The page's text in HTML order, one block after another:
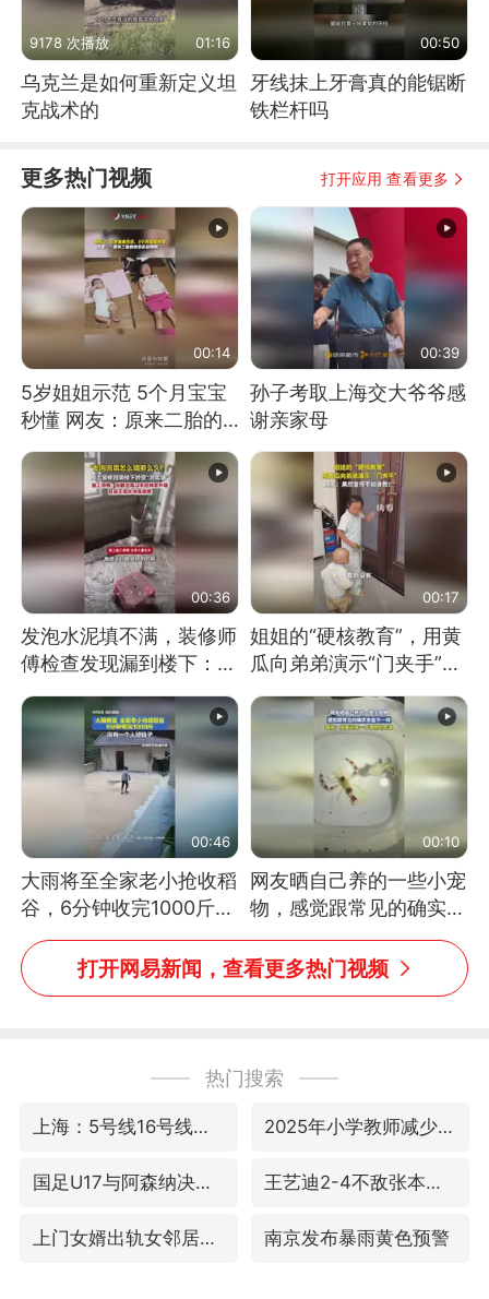
9178 次播放 01:16
乌克兰是如何重新定义坦
克战术的
00:50
牙线抹上牙膏真的能锯断
铁栏杆吗
更多热门视频 打开应用 查看更多
00:14
5岁姐姐示范 5个月宝宝
秒懂 网友：原来二胎的
快乐长这样
00:39
孙子考取上海交大爷爷感
谢亲家母
00:36
发泡水泥填不满，装修师
傅检查发现漏到楼下：出
风口未延伸到外墙
00:17
姐姐的“硬核教育”，用黄
瓜向弟弟演示“门夹手”，
网友：果然言传不如身
教！
00:46
大雨将至全家老小抢收稻
谷，6分钟收完1000斤，
没有一个人掉链子
00:10
网友晒自己养的一些小宠
物，感觉跟常见的确实有
些不一样
打开网易新闻，查看更多热门视频
热门搜索
上海：5号线16号线浦江线全线停运 2025年小学教师减少13.19万
国足U17与阿森纳决赛取消 并列冠军 王艺迪2-4不敌张本美和止步4强
上门女婿出轨女邻居多年被判重婚罪 南京发布暴雨黄色预警